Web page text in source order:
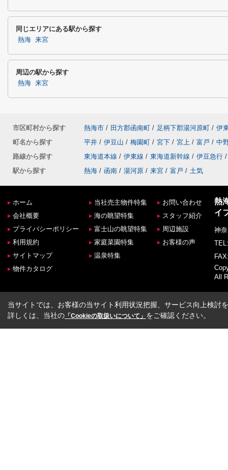
同じエリアにある駅から探す
熱海 来宮
周辺の駅から探す
熱海 来宮
市区町村から探す 熱海市 / 田方郡函南町 / 足柄下郡湯河原町 / 伊
町名から探す
平井 / 伊豆山 / 梅園町 / 宮下 / 宮上 / 富戸 / 中
路線から探す
東海道本線 / 伊東線 / 東海道新幹線 / 伊豆急行 /
駅から探す
熱海 / 函南 / 湯河原 / 来宮 / 富戸 / 土気
ホーム
会社概要
プライバシーポリシー
利用規約
サイトマップ
物件カタログ
当社売主物件特集
海の眺望特集
富士山の眺望特集
家庭菜園特集
温泉特集
お問い合わせ
スタッフ紹介
周辺施設
お客様の声
熱
イ
神
All
当サイトでは、お客様の当サイト利用状況把握、サービス向上検討
詳しくは、当社の 「Cookieの取扱いについて」 をご確認ください。